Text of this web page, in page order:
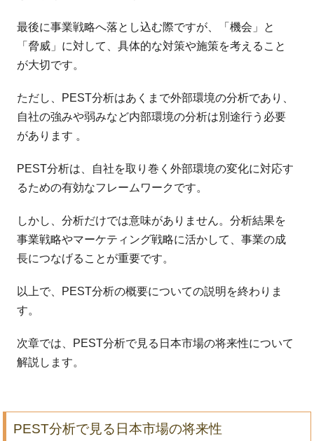
最後に事業戦略へ落とし込む際ですが、「機会」と
「脅威」に対して、具体的な対策や施策を考えること
が大切です。
ただし、PEST分析はあくまで外部環境の分析であり、
自社の強みや弱みなど内部環境の分析は別途行う必要
があります 。
PEST分析は、自社を取り巻く外部環境の変化に対応す
るための有効なフレームワークです。
しかし、分析だけでは意味がありません。分析結果を
事業戦略やマーケティング戦略に活かして、事業の成
長につなげることが重要です。
以上で、PEST分析の概要についての説明を終わりま
す。
次章では、PEST分析で見る日本市場の将来性について
解説します。
PEST分析で見る日本市場の将来性